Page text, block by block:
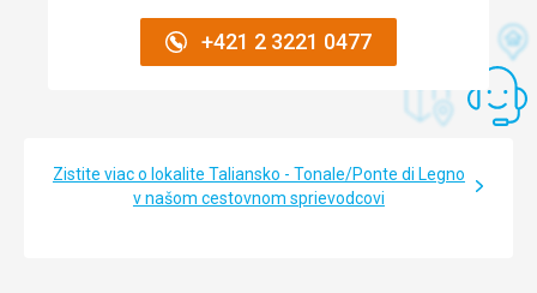
+421 2 3221 0477
Zistite viac o lokalite Taliansko - Tonale/Ponte di Legno
v našom cestovnom sprievodcovi